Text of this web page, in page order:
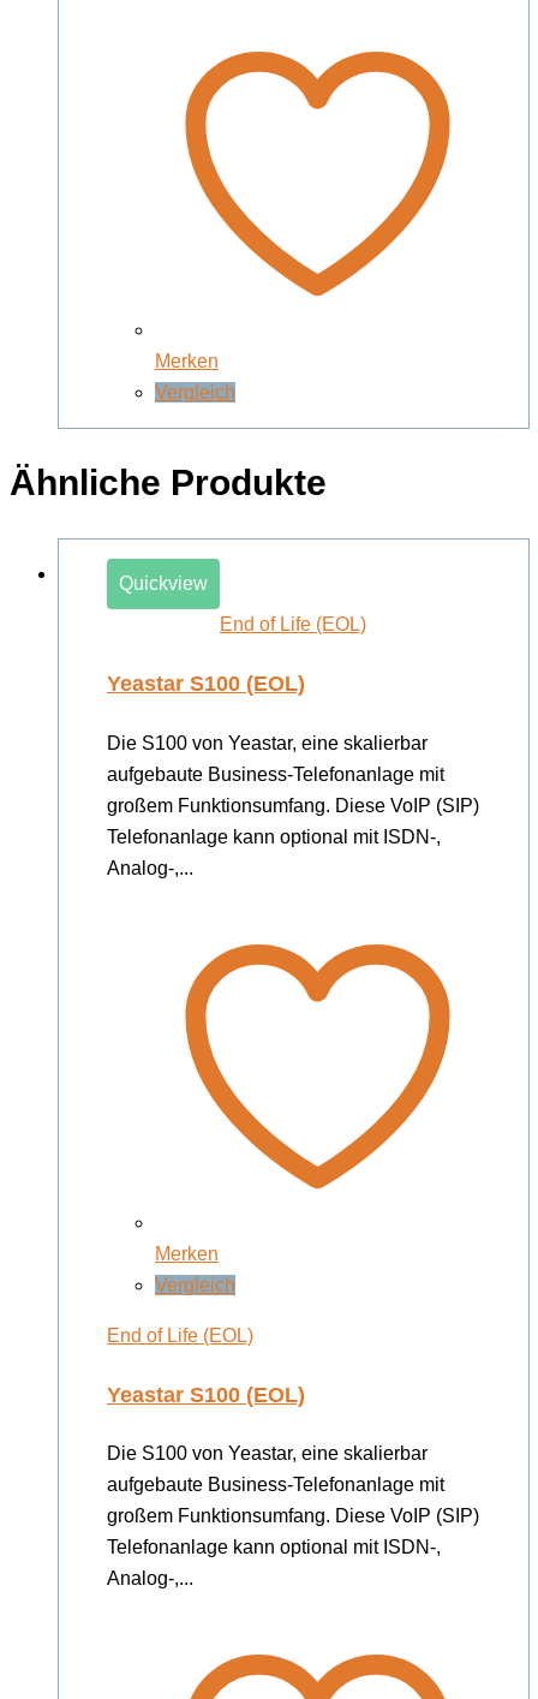
Merken
Vergleich
Ähnliche Produkte
Quickview
End of Life (EOL)
Yeastar S100 (EOL)
Die S100 von Yeastar, eine skalierbar
aufgebaute Business-Telefonanlage mit
großem Funktionsumfang. Diese VoIP (SIP)
Telefonanlage kann optional mit ISDN-,
Analog-,...
Merken
Vergleich
End of Life (EOL)
Yeastar S100 (EOL)
Die S100 von Yeastar, eine skalierbar
aufgebaute Business-Telefonanlage mit
großem Funktionsumfang. Diese VoIP (SIP)
Telefonanlage kann optional mit ISDN-,
Analog-,...